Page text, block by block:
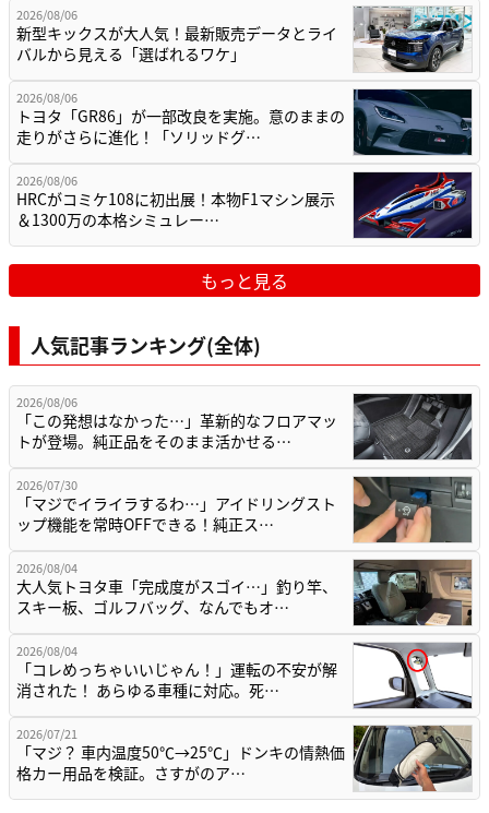
2026/08/06
新型キックスが大人気！最新販売データとライ
バルから見える「選ばれるワケ」
2026/08/06
トヨタ「GR86」が一部改良を実施。意のままの
走りがさらに進化！「ソリッドグ…
2026/08/06
HRCがコミケ108に初出展！本物F1マシン展示
＆1300万の本格シミュレー…
もっと見る
人気記事ランキング(全体)
2026/08/06
「この発想はなかった…」革新的なフロアマッ
トが登場。純正品をそのまま活かせる…
2026/07/30
「マジでイライラするわ…」アイドリングスト
ップ機能を常時OFFできる！純正ス…
2026/08/04
大人気トヨタ車「完成度がスゴイ…」釣り竿、
スキー板、ゴルフバッグ、なんでもオ…
2026/08/04
「コレめっちゃいいじゃん！」運転の不安が解
消された！ あらゆる車種に対応。死…
2026/07/21
「マジ？ 車内温度50℃→25℃」ドンキの情熱価
格カー用品を検証。さすがのア…